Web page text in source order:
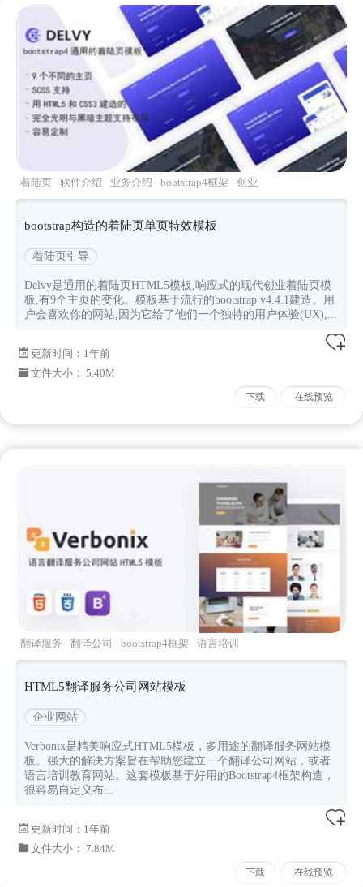
着陆页 软件介绍 业务介绍 bootstrap4框架
创业
公司
bootstrap构造的着陆页单页特效模板
着陆页引导
Delvy是通用的着陆页HTML5模板,响应式的现代创业着陆页模
板,有9个主页的变化。模板基于流行的bootstrap v4.4.1建造。用
户会喜欢你的网站,因为它给了他们一个独特的用户体验(UX),...
更新时间： 1年前
文件大小： 5.40M
下载 在线预览
翻译服务 翻译公司 bootstrap4框架 语言培训
HTML5翻译服务公司网站模板
企业网站
Verbonix是精美响应式HTML5模板，多用途的翻译服务网站模
板。强大的解决方案旨在帮助您建立一个翻译公司网站，或者
语言培训教育网站。这套模板基于好用的Bootstrap4框架构造，
很容易自定义布...
更新时间： 1年前
文件大小： 7.84M
下载 在线预览